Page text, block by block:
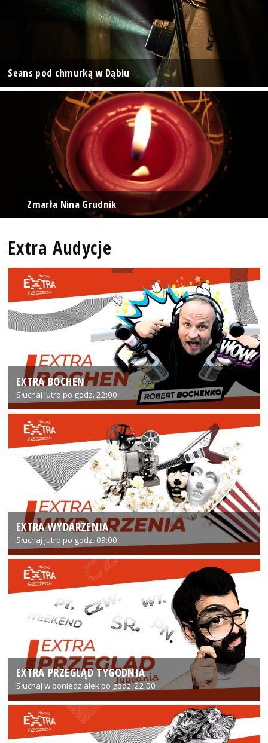
Seans pod chmurką w Dąbiu
Zmarła Nina Grudnik
Extra Audycje
EXTRA BOCHEN
Słuchaj jutro po godz. 22:00
EXTRA WYDARZENIA
Słuchaj jutro po godz. 09:00
EXTRA PRZEGLĄD TYGODNIA
Słuchaj w poniedziałek po godz. 22:00